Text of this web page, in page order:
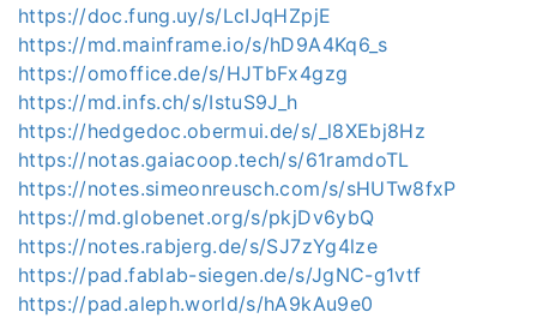
https://doc.fung.uy/s/LcIJqHZpjE
https://md.mainframe.io/s/hD9A4Kq6_s
https://omoffice.de/s/HJTbFx4gzg
https://md.infs.ch/s/IstuS9J_h
https://hedgedoc.obermui.de/s/_l8XEbj8Hz
https://notas.gaiacoop.tech/s/61ramdoTL
https://notes.simeonreusch.com/s/sHUTw8fxP
https://md.globenet.org/s/pkjDv6ybQ
https://notes.rabjerg.de/s/SJ7zYg4lze
https://pad.fablab-siegen.de/s/JgNC-g1vtf
https://pad.aleph.world/s/hA9kAu9e0